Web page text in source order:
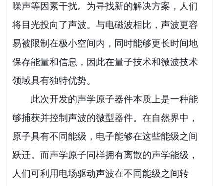
噪声等因素干扰。为寻找新的解决方案，人们
将目光投向了声波。与电磁波相比，声波更容
易被限制在极小空间内，同时能够更长时间地
保存能量和信息，因此在量子技术和微波技术
领域具有独特优势。
此次开发的声学原子器件本质上是一种能
够捕获并控制声波的微型器件。在自然界中，
原子具有不同能级，电子能够在这些能级之间
跃迁。而声学原子同样拥有离散的声学能级，
人们可利用电场驱动声波在不同能级之间转